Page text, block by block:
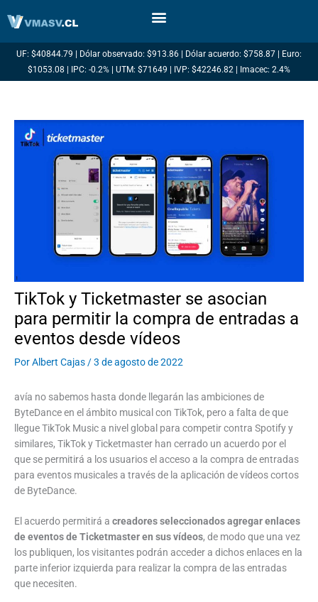
UF: $40844.79 | Dólar observado: $913.86 | Dólar acuerdo: $758.87 | Euro:
$1053.08 | IPC: -0.2% | UTM: $71649 | IVP: $42246.82 | Imacec: 2.4%
TikTok y Ticketmaster se asocian
para permitir la compra de entradas a
eventos desde vídeos
PorAlbert Cajas /3 de agosto de 2022
avía no sabemos hasta donde llegarán las ambiciones de
ByteDance en el ámbito musical con TikTok, pero a falta de que
llegue TikTok Music a nivel global para competir contra Spotify y
similares, TikTok y Ticketmaster han cerrado un acuerdo por el
que se permitirá a los usuarios el acceso a la compra de entradas
para eventos musicales a través de la aplicación de vídeos cortos
de ByteDance.
El acuerdo permitirá a creadores seleccionados agregar enlaces
de eventos de Ticketmaster en sus vídeos, de modo que una vez
los publiquen, los visitantes podrán acceder a dichos enlaces en la
parte inferior izquierda para realizar la compra de las entradas
que necesiten.